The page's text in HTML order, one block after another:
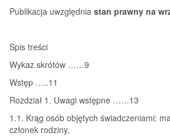
Publikacja uwzględnia stan prawny na
Spis treści
Wykaz skrótów ……9
Wstęp …..11
Rozdział 1. Uwagi wstępne ……13
1.1. Krąg osób objętych świadczeniami:
członek rodziny,